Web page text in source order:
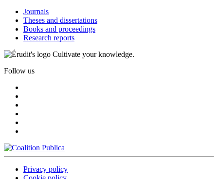
Journals
Theses and dissertations
Books and proceedings
Research reports
Cultivate your knowledge.
Follow us
Privacy policy